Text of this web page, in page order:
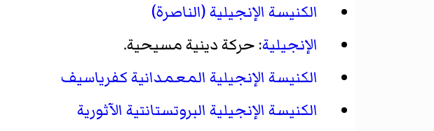
الكنيسة الإنجيلية (الناصرة)
الإنجيلية: حركة دينية مسيحية.
الكنيسة الإنجيلية المعمدانية كفرياسيف
الكنيسة الإنجيلية البروتستانتية الآثورية